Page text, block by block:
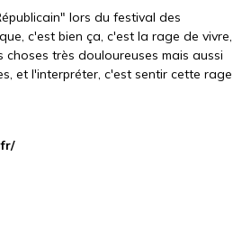
lors du festival des
c'est bien ça, c'est la rage de vivre,
très douloureuses mais aussi
et l'interpréter, c'est sentir cette rage